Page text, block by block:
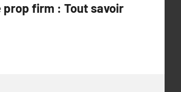
prop firm : Tout savoir